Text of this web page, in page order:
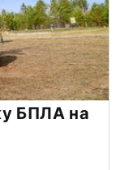
БПЛА на